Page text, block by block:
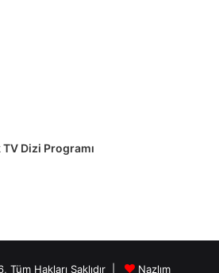
Dizi Programı
Tüm Hakları Saklıdır | Nazlım